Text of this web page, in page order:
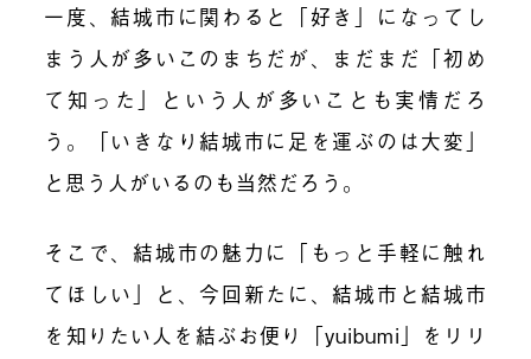
一度、結城市に関わると「好き」になってし
まう人が多いこのまちだが、まだまだ「初め
て知った」という人が多いことも実情だろ
う。「いきなり結城市に足を運ぶのは大変」
と思う人がいるのも当然だろう。
そこで、結城市の魅力に「もっと手軽に触れ
てほしい」と、今回新たに、結城市と結城市
を知りたい人を結ぶお便り「yuibumi」をリリ